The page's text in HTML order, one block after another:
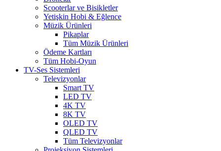
Scooterlar ve Bisikletler
Yetişkin Hobi & Eğlence
Müzik Ürünleri
Pikaplar
Tüm Müzik Ürünleri
Ödeme Kartları
Tüm Hobi-Oyun
TV-Ses Sistemleri
Televizyonlar
Smart TV
LED TV
4K TV
8K TV
OLED TV
QLED TV
Tüm Televizyonlar